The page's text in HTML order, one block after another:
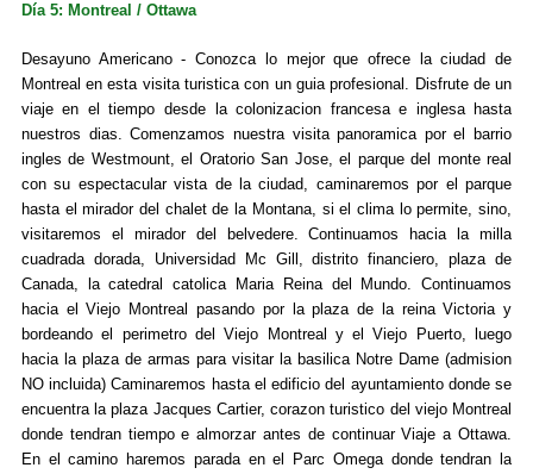
Día 5: Montreal / Ottawa
Desayuno Americano - Conozca lo mejor que ofrece la ciudad de
Montreal en esta visita turistica con un guia profesional. Disfrute de un
viaje en el tiempo desde la colonizacion francesa e inglesa hasta
nuestros dias. Comenzamos nuestra visita panoramica por el barrio
ingles de Westmount, el Oratorio San Jose, el parque del monte real
con su espectacular vista de la ciudad, caminaremos por el parque
hasta el mirador del chalet de la Montana, si el clima lo permite, sino,
visitaremos el mirador del belvedere. Continuamos hacia la milla
cuadrada dorada, Universidad Mc Gill, distrito financiero, plaza de
Canada, la catedral catolica Maria Reina del Mundo. Continuamos
hacia el Viejo Montreal pasando por la plaza de la reina Victoria y
bordeando el perimetro del Viejo Montreal y el Viejo Puerto, luego
hacia la plaza de armas para visitar la basilica Notre Dame (admision
NO incluida) Caminaremos hasta el edificio del ayuntamiento donde se
encuentra la plaza Jacques Cartier, corazon turistico del viejo Montreal
donde tendran tiempo e almorzar antes de continuar Viaje a Ottawa.
En el camino haremos parada en el Parc Omega donde tendran la